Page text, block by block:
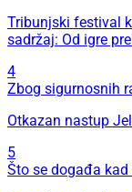
Tribunjski festival
sadržaj: Od igre
4
Zbog sigurnosnih
Otkazan nastup
5
Što se događa